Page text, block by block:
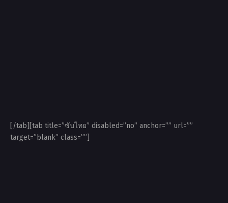
[/tab][tab title=”ซับไทย” disabled=”no” anchor=”” url=””
target=”blank” class=””]